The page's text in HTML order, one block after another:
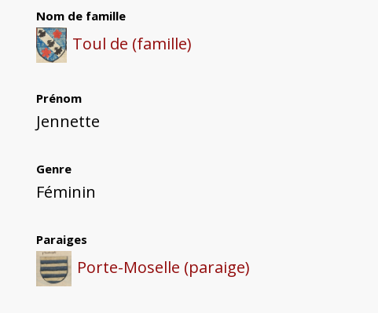
Nom de famille
Toul de (famille)
Prénom
Jennette
Genre
Féminin
Paraiges
Porte-Moselle (paraige)